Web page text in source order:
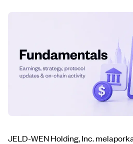
JELD-WEN Holding, Inc.